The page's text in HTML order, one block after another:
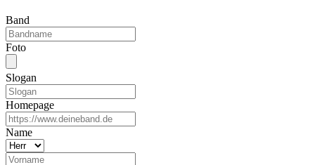
Band
Foto
Slogan
Homepage
Name